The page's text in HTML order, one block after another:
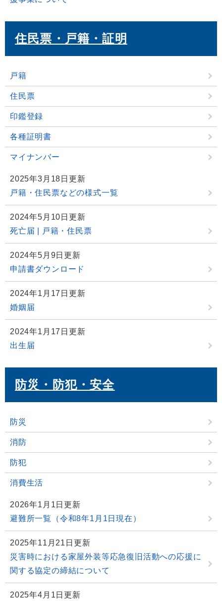
住民票・戸籍・証明
戸籍
住民票
印鑑登録
各種証明書
マイナンバー
2025年3月18日更新
戸籍・住民票などの様式一覧
2024年5月10日更新
死亡届 | 戸籍・住民票
2024年5月9日更新
申請書ダウンロード
2024年1月17日更新
婚姻届
2024年1月17日更新
出生届
防災・防犯・安全
防災
消防
防犯
消費生活
2026年1月1日更新
避難所一覧（令和8年1月1日現在）
2025年11月21日更新
災害時における家屋外装等応急復旧活動への応援に
関する協定の締結について
2025年4月1日更新